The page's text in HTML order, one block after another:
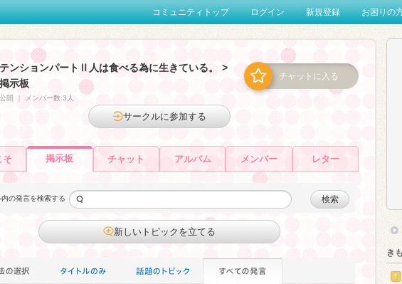
コミュニティトップ ログイン 新規登録 お困りの
テンションパートⅡ人は食べる為に生きている。
>
掲示板
公開 ｜ メンバー数:3人
チャットに入る
サークルに参加する
そ 掲示板 チャット アルバム メンバー レター
の発言を検索する 検索
新しいトピックを立てる
き